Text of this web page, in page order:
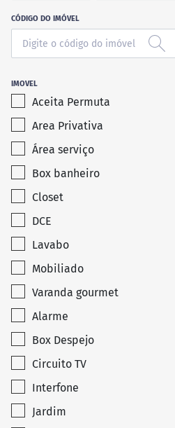
CÓDIGO DO IMÓVEL
IMOVEL
Aceita Permuta
Area Privativa
Área serviço
Box banheiro
Closet
DCE
Lavabo
Mobiliado
Varanda gourmet
Alarme
Box Despejo
Circuito TV
Interfone
Jardim